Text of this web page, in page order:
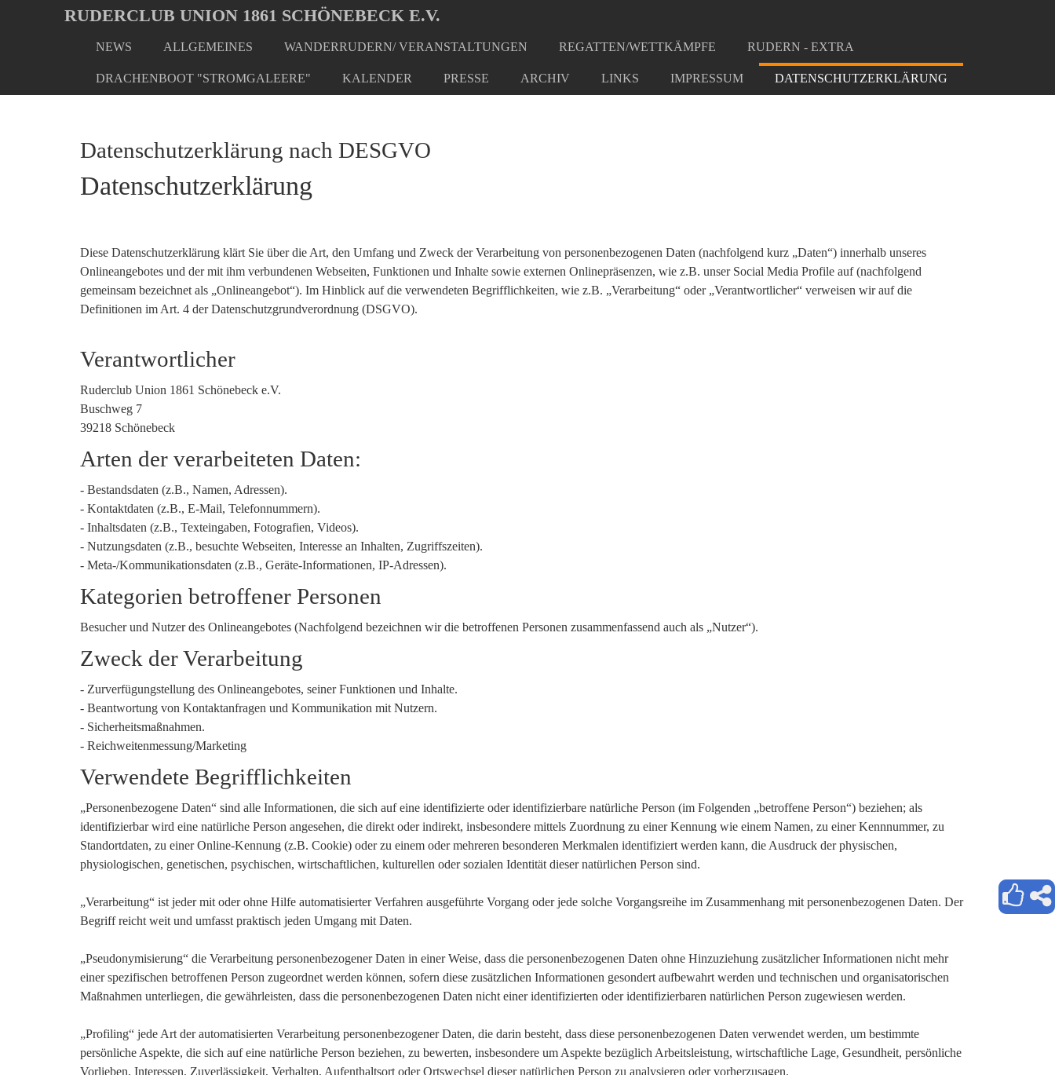
Oops, an error occurred! Code: 20260806070000cd7b723a
main
RUDERCLUB UNION 1861 SCHÖNEBECK E.V.
NEWS ALLGEMEINES WANDERRUDERN/ VERANSTALTUNGEN REGATTEN/WETTKÄMPFE RUDERN - EXTRA
DRACHENBOOT "STROMGALEERE" KALENDER PRESSE ARCHIV LINKS IMPRESSUM DATENSCHUTZERKLÄRUNG
Datenschutzerklärung nach DESGVO
Datenschutzerklärung
Diese Datenschutzerklärung klärt Sie über die Art, den Umfang und Zweck der Verarbeitung von personenbezogenen Daten (nachfolgend kurz „Daten“) innerhalb unseres
Onlineangebotes und der mit ihm verbundenen Webseiten, Funktionen und Inhalte sowie externen Onlinepräsenzen, wie z.B. unser Social Media Profile auf (nachfolgend
gemeinsam bezeichnet als „Onlineangebot“). Im Hinblick auf die verwendeten Begrifflichkeiten, wie z.B. „Verarbeitung“ oder „Verantwortlicher“ verweisen wir auf die
Definitionen im Art. 4 der Datenschutzgrundverordnung (DSGVO).
Verantwortlicher
Ruderclub Union 1861 Schönebeck e.V.
Buschweg 7
39218 Schönebeck
Arten der verarbeiteten Daten:
- Bestandsdaten (z.B., Namen, Adressen).
- Kontaktdaten (z.B., E-Mail, Telefonnummern).
- Inhaltsdaten (z.B., Texteingaben, Fotografien, Videos).
- Nutzungsdaten (z.B., besuchte Webseiten, Interesse an Inhalten, Zugriffszeiten).
- Meta-/Kommunikationsdaten (z.B., Geräte-Informationen, IP-Adressen).
Kategorien betroffener Personen
Besucher und Nutzer des Onlineangebotes (Nachfolgend bezeichnen wir die betroffenen Personen zusammenfassend auch als „Nutzer“).
Zweck der Verarbeitung
- Zurverfügungstellung des Onlineangebotes, seiner Funktionen und Inhalte.
- Beantwortung von Kontaktanfragen und Kommunikation mit Nutzern.
- Sicherheitsmaßnahmen.
- Reichweitenmessung/Marketing
Verwendete Begrifflichkeiten
„Personenbezogene Daten“ sind alle Informationen, die sich auf eine identifizierte oder identifizierbare natürliche Person (im Folgenden „betroffene Person“) beziehen; als
identifizierbar wird eine natürliche Person angesehen, die direkt oder indirekt, insbesondere mittels Zuordnung zu einer Kennung wie einem Namen, zu einer Kennnummer, zu
Standortdaten, zu einer Online-Kennung (z.B. Cookie) oder zu einem oder mehreren besonderen Merkmalen identifiziert werden kann, die Ausdruck der physischen,
physiologischen, genetischen, psychischen, wirtschaftlichen, kulturellen oder sozialen Identität dieser natürlichen Person sind.
„Verarbeitung“ ist jeder mit oder ohne Hilfe automatisierter Verfahren ausgeführte Vorgang oder jede solche Vorgangsreihe im Zusammenhang mit personenbezogenen Daten. Der
Begriff reicht weit und umfasst praktisch jeden Umgang mit Daten.
„Pseudonymisierung“ die Verarbeitung personenbezogener Daten in einer Weise, dass die personenbezogenen Daten ohne Hinzuziehung zusätzlicher Informationen nicht mehr
einer spezifischen betroffenen Person zugeordnet werden können, sofern diese zusätzlichen Informationen gesondert aufbewahrt werden und technischen und organisatorischen
Maßnahmen unterliegen, die gewährleisten, dass die personenbezogenen Daten nicht einer identifizierten oder identifizierbaren natürlichen Person zugewiesen werden.
„Profiling“ jede Art der automatisierten Verarbeitung personenbezogener Daten, die darin besteht, dass diese personenbezogenen Daten verwendet werden, um bestimmte
persönliche Aspekte, die sich auf eine natürliche Person beziehen, zu bewerten, insbesondere um Aspekte bezüglich Arbeitsleistung, wirtschaftliche Lage, Gesundheit, persönliche
Vorlieben, Interessen, Zuverlässigkeit, Verhalten, Aufenthaltsort oder Ortswechsel dieser natürlichen Person zu analysieren oder vorherzusagen.